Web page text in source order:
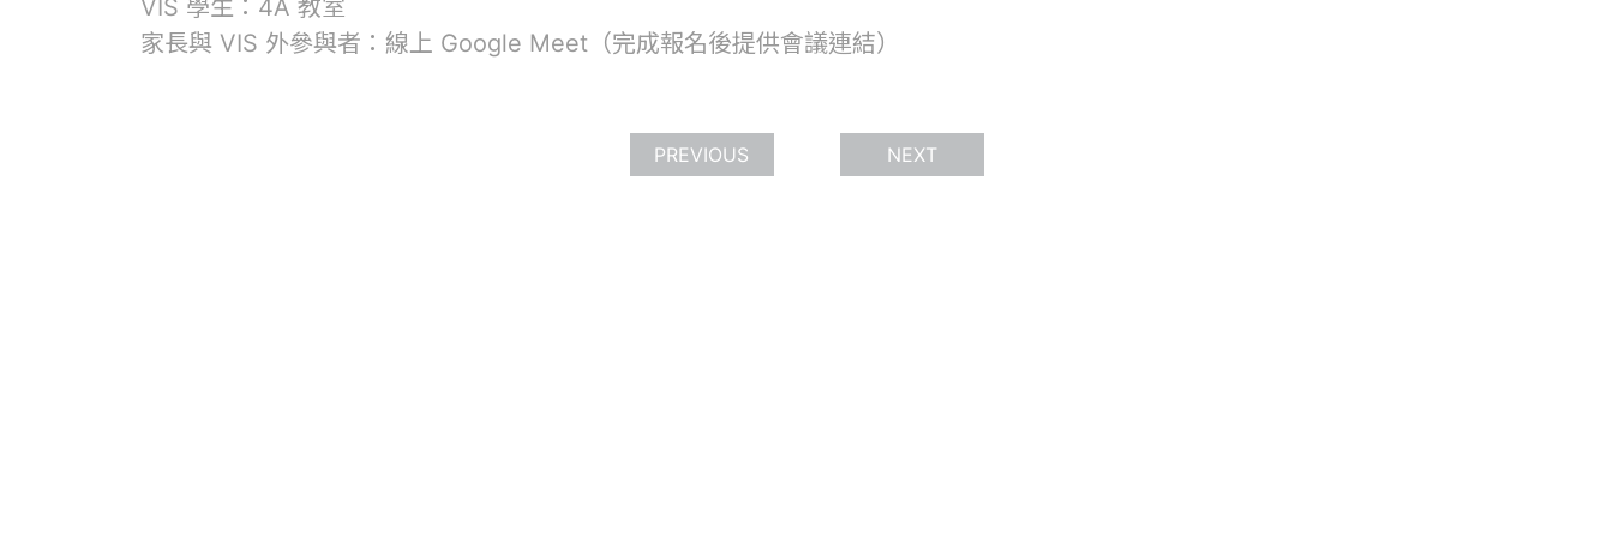
VIS 學生：4A 教室
家長與 VIS 外參與者：線上 Google Meet（完成報名後提供會議連結）
PREVIOUS NEXT